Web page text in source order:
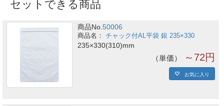
セットできる商品
商品No.50006
チャック付AL平袋 銀 235×330
235×330(310)mm
単価 ～72円
お気に入り